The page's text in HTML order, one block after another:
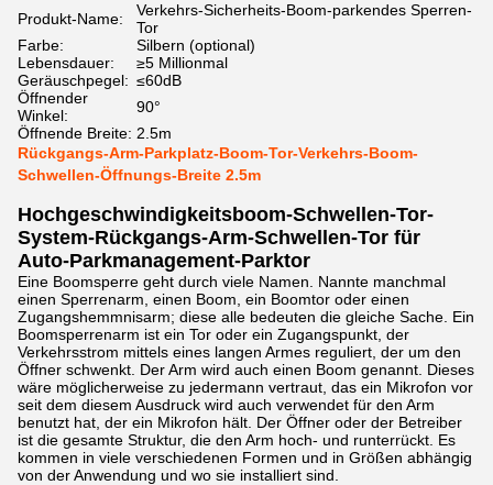
Produkt-Name:
Verkehrs-Sicherheits-Boom-parkendes Sperren-
Tor
Farbe:
Silbern (optional)
Lebensdauer:
≥5 Millionmal
Geräuschpegel: ≤60dB
Öffnender
Winkel:
90°
Öffnende Breite: 2.5m
Rückgangs-Arm-Parkplatz-Boom-Tor-Verkehrs-Boom-
Schwellen-Öffnungs-Breite 2.5m
Hochgeschwindigkeitsboom-Schwellen-Tor-
System-Rückgangs-Arm-Schwellen-Tor für
Auto-Parkmanagement-Parktor
Eine Boomsperre geht durch viele Namen. Nannte manchmal
einen Sperrenarm, einen Boom, ein Boomtor oder einen
Zugangshemmnisarm; diese alle bedeuten die gleiche Sache. Ein
Boomsperrenarm ist ein Tor oder ein Zugangspunkt, der
Verkehrsstrom mittels eines langen Armes reguliert, der um den
Öffner schwenkt. Der Arm wird auch einen Boom genannt. Dieses
wäre möglicherweise zu jedermann vertraut, das ein Mikrofon vor
seit dem diesem Ausdruck wird auch verwendet für den Arm
benutzt hat, der ein Mikrofon hält. Der Öffner oder der Betreiber
ist die gesamte Struktur, die den Arm hoch- und runterrückt. Es
kommen in viele verschiedenen Formen und in Größen abhängig
von der Anwendung und wo sie installiert sind.